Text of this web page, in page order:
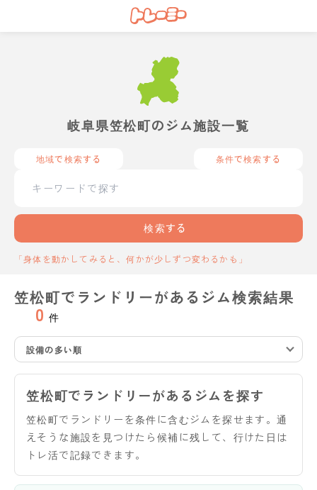
岐阜県笠松町のジム施設一覧
地域で検索する 条件で検索する
検索する
「身体を動かしてみると、何かが少しずつ変わるかも」
笠松町でランドリーがあるジム検索結果
0 件
設備の多い順
笠松町でランドリーがあるジムを探す
笠松町でランドリーを条件に含むジムを探せます。通
えそうな施設を見つけたら候補に残して、行けた日は
トレ活で記録できます。